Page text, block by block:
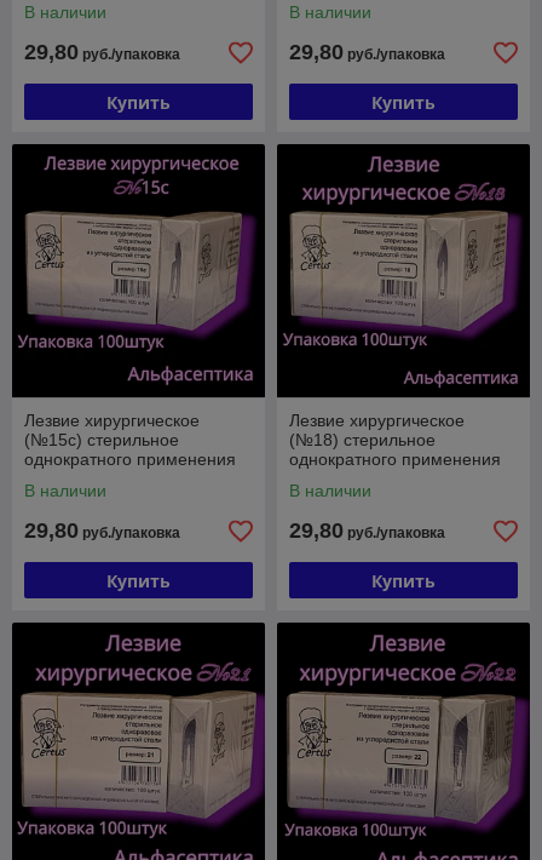
(упак. 100 штук) +20% НДС
В наличии
29,80 руб./упаковка
Купить
(упак. 100 штук) +20% НДС
В наличии
29,80 руб./упаковка
Купить
Лезвие хирургическое
(№15с) стерильное
однократного применения
(упак. 100 штук) +20% НДС
В наличии
29,80 руб./упаковка
Купить
Лезвие хирургическое
(№18) стерильное
однократного применения
(упак. 100 штук) +20% НДС
В наличии
29,80 руб./упаковка
Купить